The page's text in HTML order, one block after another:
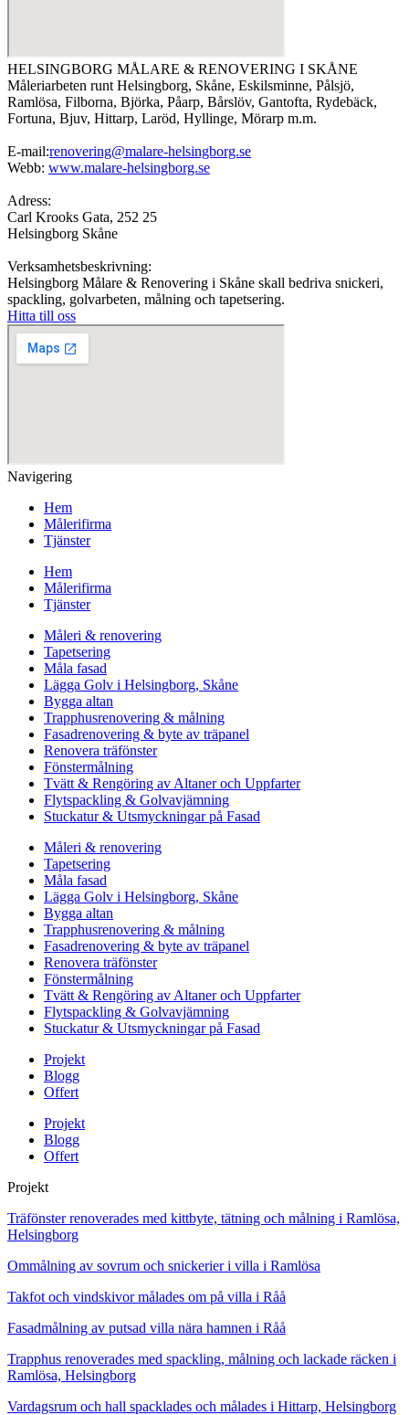
HELSINGBORG MÅLARE & RENOVERING I SKÅNE
Måleriarbeten runt Helsingborg, Skåne, Eskilsminne, Pålsjö,
Ramlösa, Filborna, Björka, Påarp, Bårslöv, Gantofta, Rydebäck,
Fortuna, Bjuv, Hittarp, Laröd, Hyllinge, Mörarp m.m.
E-mail:renovering@malare-helsingborg.se
Webb: www.malare-helsingborg.se
Adress:
Carl Krooks Gata, 252 25
Helsingborg Skåne
Verksamhetsbeskrivning:
Helsingborg Målare & Renovering i Skåne skall bedriva snickeri,
spackling, golvarbeten, målning och tapetsering.
Hitta till oss
Navigering
Hem
Målerifirma
Tjänster
Hem
Målerifirma
Tjänster
Måleri & renovering
Tapetsering
Måla fasad
Lägga Golv i Helsingborg, Skåne
Bygga altan
Trapphusrenovering & målning
Fasadrenovering & byte av träpanel
Renovera träfönster
Fönstermålning
Tvätt & Rengöring av Altaner och Uppfarter
Flytspackling & Golvavjämning
Stuckatur & Utsmyckningar på Fasad
Måleri & renovering
Tapetsering
Måla fasad
Lägga Golv i Helsingborg, Skåne
Bygga altan
Trapphusrenovering & målning
Fasadrenovering & byte av träpanel
Renovera träfönster
Fönstermålning
Tvätt & Rengöring av Altaner och Uppfarter
Flytspackling & Golvavjämning
Stuckatur & Utsmyckningar på Fasad
Projekt
Blogg
Offert
Projekt
Blogg
Offert
Projekt
Träfönster renoverades med kittbyte, tätning och målning i Ramlösa,
Helsingborg
Ommålning av sovrum och snickerier i villa i Ramlösa
Takfot och vindskivor målades om på villa i Råå
Fasadmålning av putsad villa nära hamnen i Råå
Trapphus renoverades med spackling, målning och lackade räcken i
Ramlösa, Helsingborg
Vardagsrum och hall spacklades och målades i Hittarp, Helsingborg